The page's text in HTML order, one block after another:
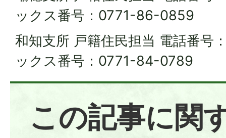
ックス番号：0771-86-0859
和知支所 戸籍住民担当 電話番
ックス番号：0771-84-0789
この記事に関